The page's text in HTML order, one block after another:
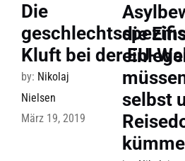
Die
Kluft bei der EU-
by: Nikolaj
Nielsen
März 19, 2019
die
selbst